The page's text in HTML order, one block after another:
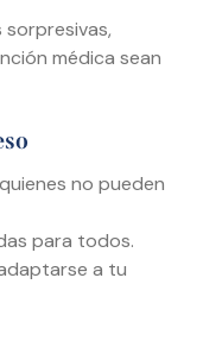
sorpresivas,
médica sean
no pueden
para todos.
a tu